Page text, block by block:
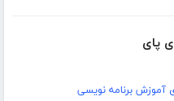
پای
آموزش برنامه نویسی